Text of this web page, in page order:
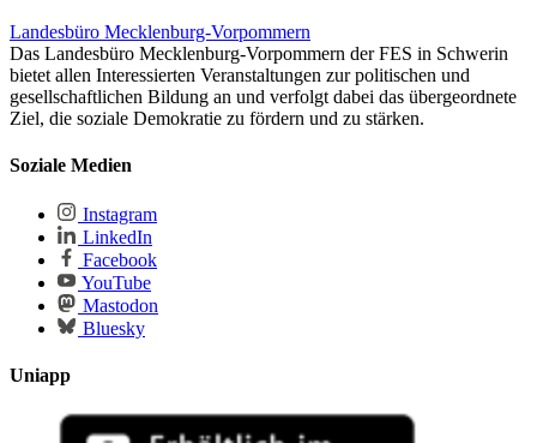
Landesbüro Mecklenburg-Vorpommern
Das Landesbüro Mecklenburg-Vorpommern der FES in Schwerin
bietet allen Interessierten Veranstaltungen zur politischen und
gesellschaftlichen Bildung an und verfolgt dabei das übergeordnete
Ziel, die soziale Demokratie zu fördern und zu stärken.
Soziale Medien
Instagram
LinkedIn
Facebook
YouTube
Mastodon
Bluesky
Uniapp